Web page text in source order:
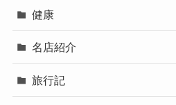
健康
名店紹介
旅行記